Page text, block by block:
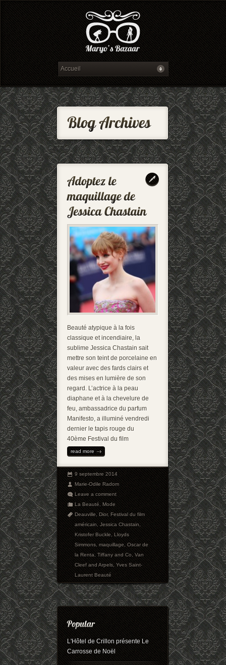
Beauté atypique à la fois
classique et incendiaire, la
sublime Jessica Chastain sait
mettre son teint de porcelaine en
valeur avec des fards clairs et
des mises en lumière de son
regard. L’actrice à la peau
diaphane et à la chevelure de
feu, ambassadrice du parfum
Manifesto, a illuminé vendredi
dernier le tapis rouge du
40ème Festi­val du film
read more
9 septembre 2014
Marie-Odile Radom
Leave a comment
La Beauté,Mode
Deauville,Dior,Festival du film
américain,Jessica Chastain,
Kristofer Buckle,Lloyds
Simmons,maquillage,Oscar de
la Renta,Tiffany and Co,Van
Cleef and Arpels,Yves Saint-
Laurent Beauté
L'Hôtel de Crillon présente Le
Carrosse de Noël